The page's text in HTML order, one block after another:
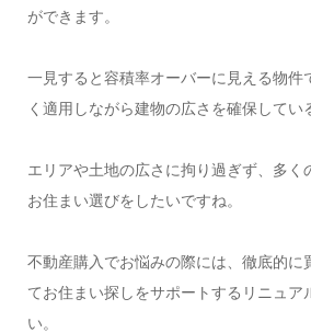
ができます。
一見すると容積率オーバーに見える物件
く適用しながら建物の広さを確保してい
エリアや土地の広さに拘り過ぎず、多く
お住まい選びをしたいですね。
不動産購入でお悩みの際には、徹底的に
てお住まい探しをサポートするリニュア
い。